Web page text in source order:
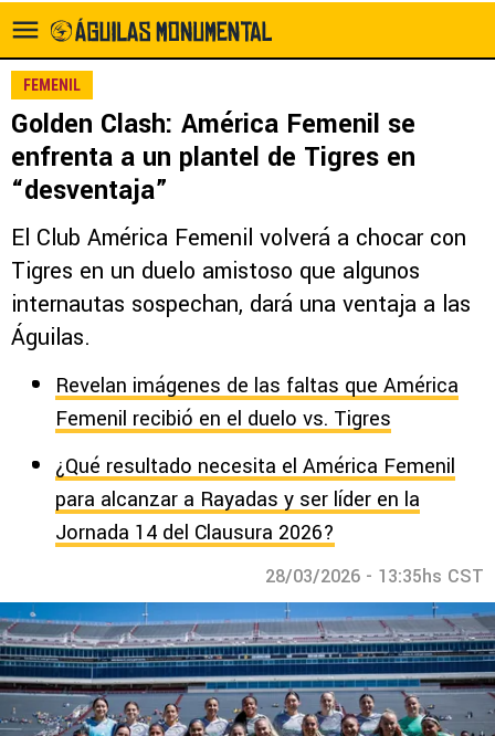
FEMENIL
Golden Clash: América Femenil se
enfrenta a un plantel de Tigres en
“desventaja”
El Club América Femenil volverá a chocar con
Tigres en un duelo amistoso que algunos
internautas sospechan, dará una ventaja a las
Águilas.
Revelan imágenes de las faltas que América
Femenil recibió en el duelo vs. Tigres
¿Qué resultado necesita el América Femenil
para alcanzar a Rayadas y ser líder en la
Jornada 14 del Clausura 2026?
28/03/2026 - 13:35hs CST